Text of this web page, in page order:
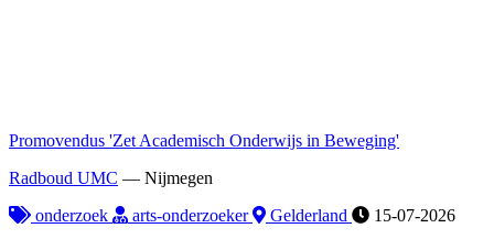
Promovendus 'Zet Academisch Onderwijs in Beweging'
Radboud UMC — Nijmegen
onderzoek
arts-onderzoeker Gelderland 15-07-2026